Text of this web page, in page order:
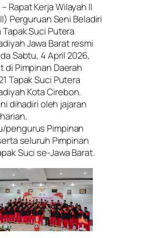
– Rapat Kerja Wilayah II
Perguruan Seni Beladiri
Suci Putera
Jawa Barat resmi
Sabtu, 4 April 2026,
di Pimpinan Daerah
Tapak Suci Putera
Kota Cirebon.
dihadiri oleh jajaran
pengurus Pimpinan
seluruh Pimpinan
Suci se-Jawa Barat.